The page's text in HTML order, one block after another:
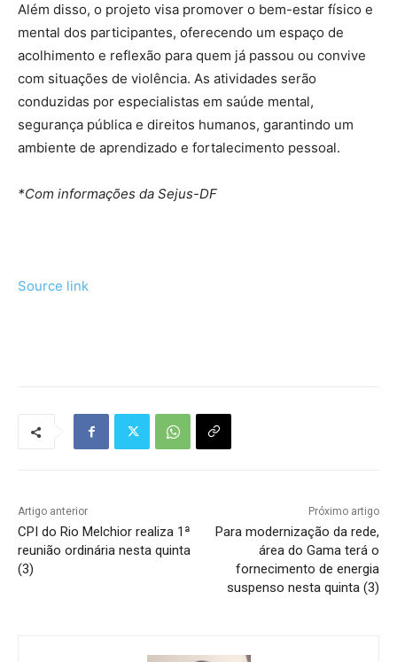
Além disso, o projeto visa promover o bem-estar físico e
mental dos participantes, oferecendo um espaço de
acolhimento e reflexão para quem já passou ou convive
com situações de violência. As atividades serão
conduzidas por especialistas em saúde mental,
segurança pública e direitos humanos, garantindo um
ambiente de aprendizado e fortalecimento pessoal.
*Com informações da Sejus-DF
Source link
Artigo anterior
CPI do Rio Melchior realiza 1ª
reunião ordinária nesta quinta
(3)
Próximo artigo
Para modernização da rede,
área do Gama terá o
fornecimento de energia
suspenso nesta quinta (3)